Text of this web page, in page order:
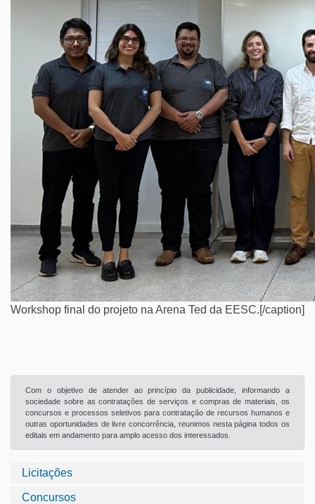
Licitações
Concursos
Workshop final do projeto na Arena Ted da EESC.[/caption]
Com o objetivo de atender ao princípio da publicidade, informando a
sociedade sobre as contratações de serviços e compras de materiais, os
concursos e processos seletivos para contratação de recursos humanos e
outras oportunidades de livre concorrência, reunimos nesta página todos os
editais em andamento para amplo acesso dos interessados.